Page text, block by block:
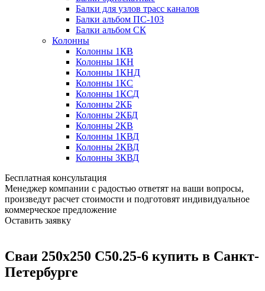
Балки для узлов трасс каналов
Балки альбом ПС-103
Балки альбом СК
Колонны
Колонны 1КВ
Колонны 1КН
Колонны 1КНД
Колонны 1КС
Колонны 1КСД
Колонны 2КБ
Колонны 2КБД
Колонны 2КВ
Колонны 1КВД
Колонны 2КВД
Колонны 3КВД
Бесплатная консультация
Менеджер компании с радостью ответят на ваши вопросы,
произведут расчет стоимости и подготовят индивидуальное
коммерческое предложение
Оставить заявку
Сваи 250х250 С50.25-6 купить в Санкт-
Петербурге